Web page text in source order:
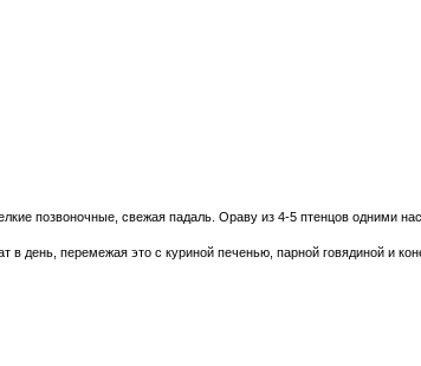
позвоночные, свежая падаль. Ораву из 4-5 птенцов одними
в день, перемежая это с куриной печенью, парной говядиной и